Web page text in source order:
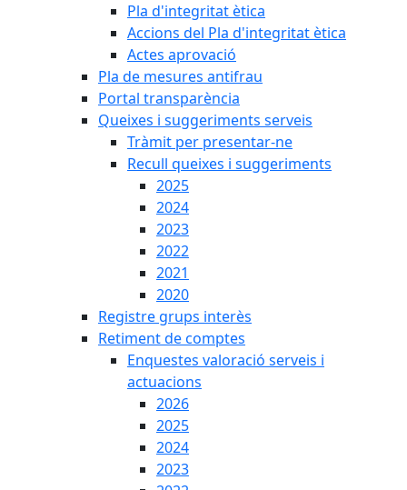
Pla d'integritat ètica
Accions del Pla d'integritat ètica
Actes aprovació
Pla de mesures antifrau
Portal transparència
Queixes i suggeriments serveis
Tràmit per presentar-ne
Recull queixes i suggeriments
2025
2024
2023
2022
2021
2020
Registre grups interès
Retiment de comptes
Enquestes valoració serveis i
actuacions
2026
2025
2024
2023